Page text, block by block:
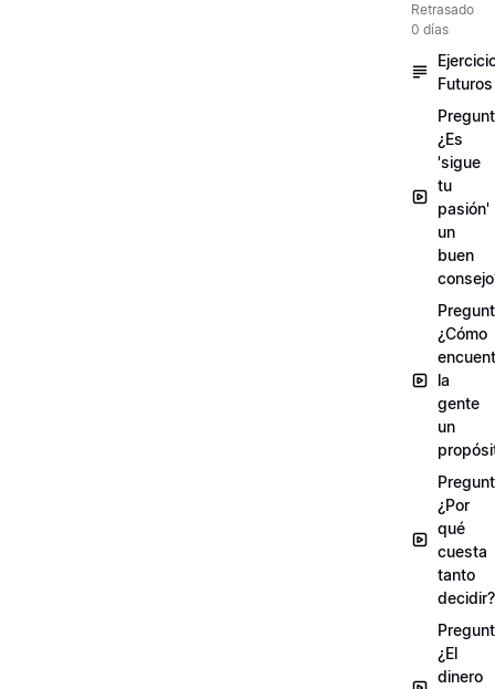
Retrasado
0 días
Futuros
¿Es
'sigue
tu
pasión'
un
buen
¿Cómo
la
gente
un
¿Por
qué
cuesta
tanto
decidir?
¿El
dinero